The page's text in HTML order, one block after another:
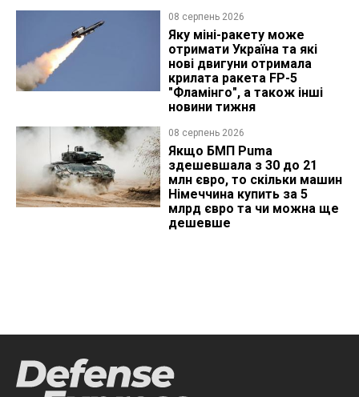
08 серпень 2026
Яку міні-ракету може
отримати Україна та які
нові двигуни отримала
крилата ракета FP-5
"Фламінго", а також інші
новини тижня
08 серпень 2026
Якщо БМП Puma
здешевшала з 30 до 21
млн євро, то скільки машин
Німеччина купить за 5
млрд євро та чи можна ще
дешевше